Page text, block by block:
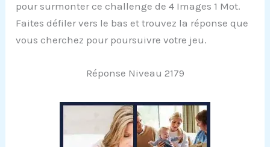
pour surmonter ce challenge de 4 Images 1 Mot.
Faites défiler vers le bas et trouvez la réponse que
vous cherchez pour poursuivre votre jeu.
Réponse Niveau 2179